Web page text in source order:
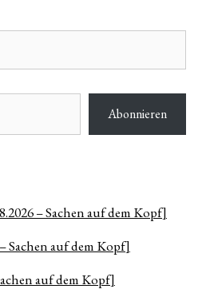
Abonnieren
– Sachen auf dem Kopf]
– Sachen auf dem Kopf]
auf dem Kopf]